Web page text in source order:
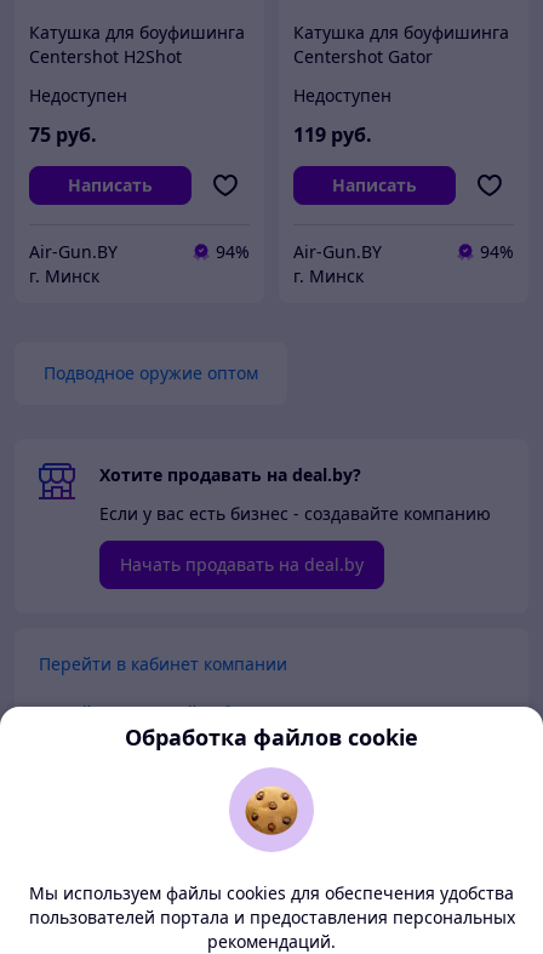
Катушка для боуфишинга
Centershot H2Shot
Недоступен
75 руб.
Написать
Air-Gun.BY
94%
г. Минск
Катушка для боуфишинга
Centershot Gator
Недоступен
119 руб.
Написать
Air-Gun.BY
94%
г. Минск
Подводное оружие оптом
Хотите продавать на deal.by?
Если у вас есть бизнес - создавайте компанию
Начать продавать на deal.by
Перейти в кабинет компании
Перейти в личный кабинет
О нас
Обработка файлов cookie
Мы используем файлы cookies для обеспечения удобства
пользователей портала и предоставления персональных
рекомендаций.